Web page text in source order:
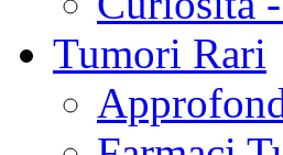
Tumori Rari